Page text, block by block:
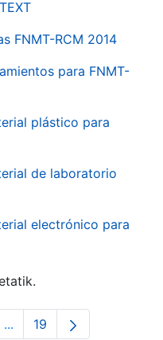
FNMT-RCM 2014
para FNMT-
plástico para
de laboratorio
electrónico para
...Intermediate Pages Use
Orrialdea
19